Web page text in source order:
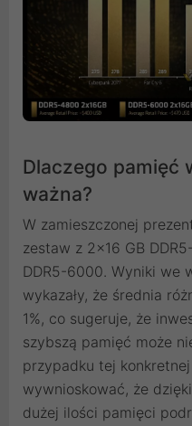
Dlaczego pamięć
ważna?
W zamieszczonej
zestaw z 2x16 GB
DDR5-6000. Wyniki we
wykazały, że średnia
1%, co sugeruje, że
szybszą pamięć może
przypadku tej
wywnioskować, że
dużej ilości pamięci